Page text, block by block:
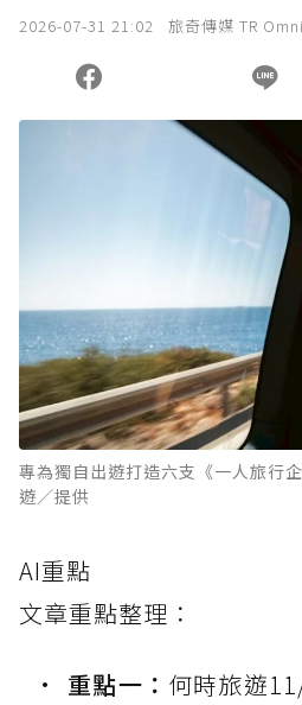
2026-07-31 21:02 旅奇傳媒 TR
專為獨自出遊打造六支《一人旅行
遊／提供
AI重點
文章重點整理：
重點一： 何時旅遊